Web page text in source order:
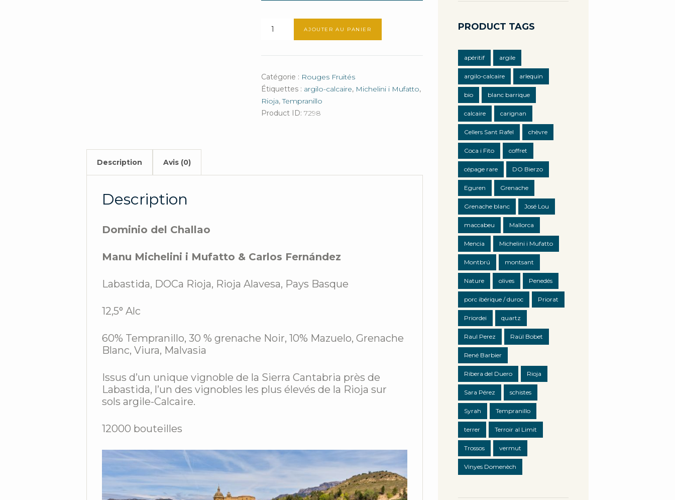
quantité
AJOUTER AU PANIER
Catégorie : Rouges Fruités
Étiquettes : argilo-calcaire, Michelini i Mufatto,
Rioja,Tempranillo
Product ID:7298
Description Avis (0)
Description
Dominio del Challao
Manu Michelini i Mufatto & Carlos Fernández
Labastida, DOCa Rioja, Rioja Alavesa, Pays Basque
12,5° Alc
60% Tempranillo, 30 % grenache Noir, 10% Mazuelo, Grenache
Blanc, Viura, Malvasia
Issus d’un unique vignoble de la Sierra Cantabria près de
Labastida, l’un des vignobles les plus élevés de la Rioja sur
sols argile-Calcaire.
12000 bouteilles
PRODUCT TAGS
apéritif argile
argilo-calcaire arlequin
bio blanc barrique
calcaire carignan
Cellers Sant Rafel chèvre
Coca i Fito coffret
cépage rare DO Bierzo
Eguren Grenache
Grenache blanc José Lou
maccabeu Mallorca
Mencia Michelini i Mufatto
Montbrú montsant
Nature olives Penedés
porc ibérique / duroc Priorat
Priordei quartz
Raul Perez Raül Bobet
René Barbier
Ribera del Duero Rioja
Sara Pérez schistes
Syrah Tempranillo
terrer Terroir al Limit
Trossos vermut
Vinyes Domenèch